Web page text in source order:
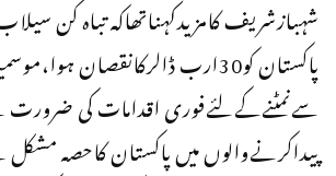
شہبازشریف کامزیدکہناتھاکہ تباہ کن
پاکستان کو30ارب ڈالرکانقصان
سےنمٹنےکےلئےفوری اقدامات کی ضرورت
پیداکرنےوالوں میں پاکستان کاحصہ